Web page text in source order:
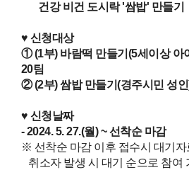
건강 비건 도시락 '쌈밥' 만들기
♥ 신청대상
① (1부) 바람떡 만들기(5세이상 아
20팀
② (2부) 쌈밥 만들기(경주시민 성
♥ 신청날짜
- 2024. 5. 27.(월) ~ 선착순 마감
※ 선착순 마감 이후 접수시 대기자
취소자 발생 시 대기 순으로 참여